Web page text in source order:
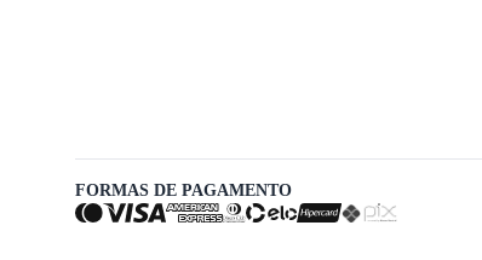
FORMAS DE PAGAMENTO